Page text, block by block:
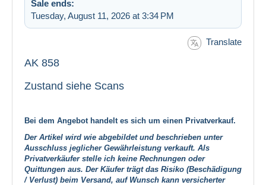
Sale ends:
Tuesday, August 11, 2026 at 3:34 PM
Translate
AK 858
Zustand siehe Scans
Bei dem Angebot handelt es sich um einen Privatverkauf.
Der Artikel wird wie abgebildet und beschrieben unter
Ausschluss jeglicher Gewährleistung verkauft. Als
Privatverkäufer stelle ich keine Rechnungen oder
Quittungen aus. Der Käufer trägt das Risiko (Beschädigung
/ Verlust) beim Versand, auf Wunsch kann versicherter